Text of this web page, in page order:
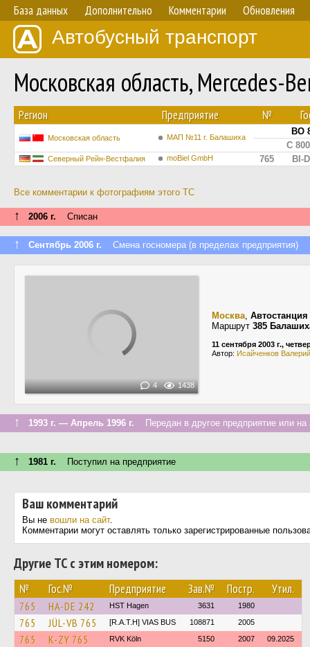
База данных Дополнительно Комментарии Обновления
Автобусный транспорт
Московская область,
Регион Предприятие №
Московская область МАП №11 г. Балашиха
ВО
С
Северный Рейн-Вестфалия moBiel GmbH 765 BI-
Все комментарии к фотографиям этого ТС
↑ 2006 г. Списан
↑ Сентябрь 2006 г. Смена госномера (в пределах предприятия)
4 1438
Москва,
Маршрут 385
11 сентября 2003 г.,
Автор: Исайченков Валерий
↑ 1993 г. — Апрель 1996 г. Передан в другое предприятие или на
↑ 1981 г. Поступил на предприятие
Ваш комментарий
Вы не вошли на сайт.
Комментарии могут оставлять только зарегистрированные
Другие ТС с этим номером:
№ Гос.№ Предприятие Зав.№ Постр. Утил.
765 HA-DE 242 HST Hagen 3631 1980
765 JÜL-VB 765 [R.A.T.H] VIAS BUS 108871 2005
765 K-ZY 765 RVK Köln 5150 2007 09.2025